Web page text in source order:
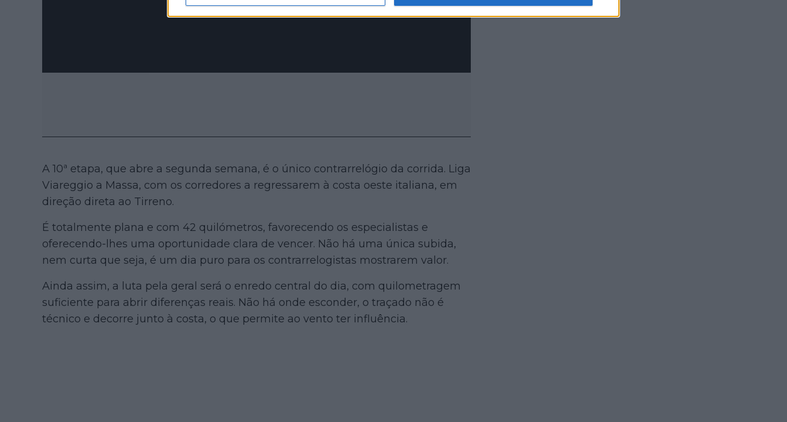
A 10ª etapa, que abre a segunda semana, é o único contrarrelógio da corrida. Liga
Viareggio a Massa, com os corredores a regressarem à costa oeste italiana, em
direção direta ao Tirreno.
É totalmente plana e com 42 quilómetros, favorecendo os especialistas e
oferecendo-lhes uma oportunidade clara de vencer. Não há uma única subida,
nem curta que seja, é um dia puro para os contrarrelogistas mostrarem valor.
Ainda assim, a luta pela geral será o enredo central do dia, com quilometragem
suficiente para abrir diferenças reais. Não há onde esconder, o traçado não é
técnico e decorre junto à costa, o que permite ao vento ter influência.